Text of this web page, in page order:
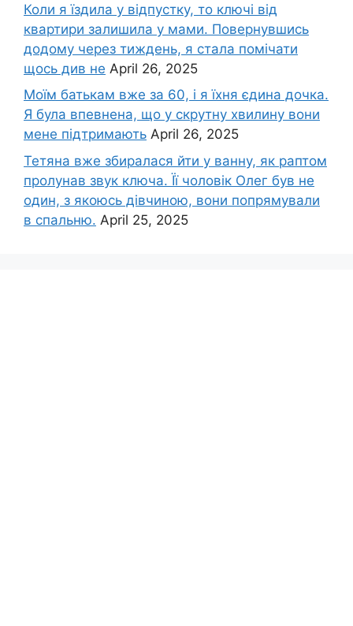
Коли я їздила у відпустку, то ключі від
квартири залишила у мами. Повернувшись
додому через тиждень, я стала помічати
щось див не April 26, 2025
Моїм батькам вже за 60, і я їхня єдина дочка.
Я була впевнена, що у скрутну хвилину вони
мене підтримають April 26, 2025
Тетяна вже збиралася йти у ванну, як раптом
пролунав звук ключа. Її чоловік Олег був не
один, з якоюсь дівчиною, вони попрямували
в спальню. April 25, 2025